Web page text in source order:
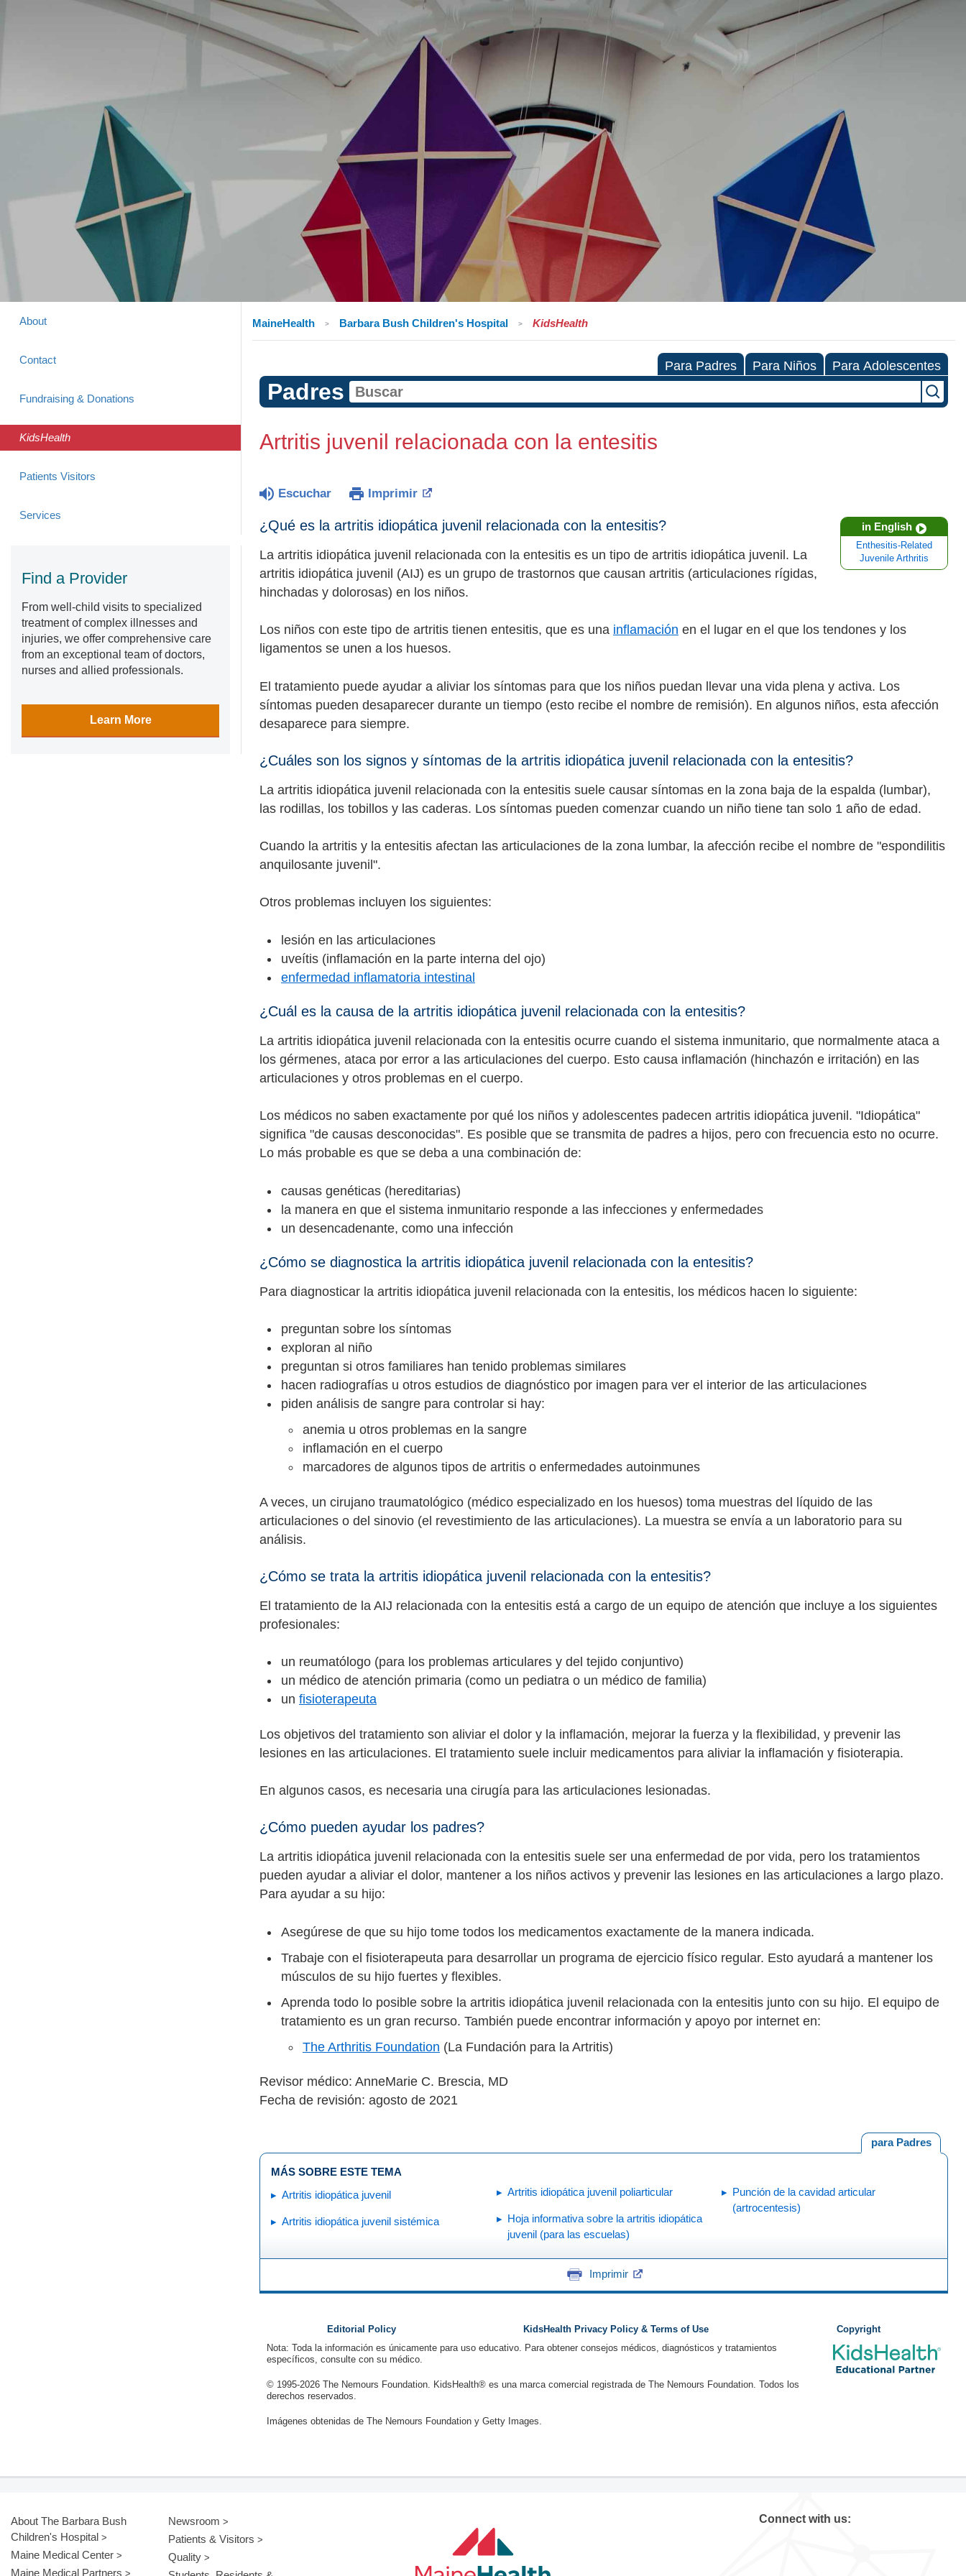
About
Contact
Fundraising & Donations
KidsHealth
Patients Visitors
Services
Find a Provider
From well-child visits to specialized
treatment of complex illnesses and
injuries, we offer comprehensive care
from an exceptional team of doctors,
nurses and allied professionals.
Learn More
MaineHealth Barbara Bush Children's Hospital KidsHealth
Para Padres Para Niños Para Adolescentes
Padres
Artritis juvenil relacionada con la entesitis
Escuchar Imprimir
in English
Enthesitis-Related
Juvenile Arthritis
¿Qué es la artritis idiopática juvenil relacionada con la entesitis?
La artritis idiopática juvenil relacionada con la entesitis es un tipo de artritis idiopática juvenil. La
artritis idiopática juvenil (AIJ) es un grupo de trastornos que causan artritis (articulaciones rígidas,
hinchadas y dolorosas) en los niños.
Los niños con este tipo de artritis tienen entesitis, que es una inflamación en el lugar en el que los tendones y los
ligamentos se unen a los huesos.
El tratamiento puede ayudar a aliviar los síntomas para que los niños puedan llevar una vida plena y activa. Los
síntomas pueden desaparecer durante un tiempo (esto recibe el nombre de remisión). En algunos niños, esta afección
desaparece para siempre.
¿Cuáles son los signos y síntomas de la artritis idiopática juvenil relacionada con la entesitis?
La artritis idiopática juvenil relacionada con la entesitis suele causar síntomas en la zona baja de la espalda (lumbar),
las rodillas, los tobillos y las caderas. Los síntomas pueden comenzar cuando un niño tiene tan solo 1 año de edad.
Cuando la artritis y la entesitis afectan las articulaciones de la zona lumbar, la afección recibe el nombre de "espondilitis
anquilosante juvenil".
Otros problemas incluyen los siguientes:
lesión en las articulaciones
uveítis (inflamación en la parte interna del ojo)
enfermedad inflamatoria intestinal
¿Cuál es la causa de la artritis idiopática juvenil relacionada con la entesitis?
La artritis idiopática juvenil relacionada con la entesitis ocurre cuando el sistema inmunitario, que normalmente ataca a
los gérmenes, ataca por error a las articulaciones del cuerpo. Esto causa inflamación (hinchazón e irritación) en las
articulaciones y otros problemas en el cuerpo.
Los médicos no saben exactamente por qué los niños y adolescentes padecen artritis idiopática juvenil. "Idiopática"
significa "de causas desconocidas". Es posible que se transmita de padres a hijos, pero con frecuencia esto no ocurre.
Lo más probable es que se deba a una combinación de:
causas genéticas (hereditarias)
la manera en que el sistema inmunitario responde a las infecciones y enfermedades
un desencadenante, como una infección
¿Cómo se diagnostica la artritis idiopática juvenil relacionada con la entesitis?
Para diagnosticar la artritis idiopática juvenil relacionada con la entesitis, los médicos hacen lo siguiente:
preguntan sobre los síntomas
exploran al niño
preguntan si otros familiares han tenido problemas similares
hacen radiografías u otros estudios de diagnóstico por imagen para ver el interior de las articulaciones
piden análisis de sangre para controlar si hay:
anemia u otros problemas en la sangre
inflamación en el cuerpo
marcadores de algunos tipos de artritis o enfermedades autoinmunes
A veces, un cirujano traumatológico (médico especializado en los huesos) toma muestras del líquido de las
articulaciones o del sinovio (el revestimiento de las articulaciones). La muestra se envía a un laboratorio para su
análisis.
¿Cómo se trata la artritis idiopática juvenil relacionada con la entesitis?
El tratamiento de la AIJ relacionada con la entesitis está a cargo de un equipo de atención que incluye a los siguientes
profesionales:
un reumatólogo (para los problemas articulares y del tejido conjuntivo)
un médico de atención primaria (como un pediatra o un médico de familia)
un fisioterapeuta
Los objetivos del tratamiento son aliviar el dolor y la inflamación, mejorar la fuerza y la flexibilidad, y prevenir las
lesiones en las articulaciones. El tratamiento suele incluir medicamentos para aliviar la inflamación y fisioterapia.
En algunos casos, es necesaria una cirugía para las articulaciones lesionadas.
¿Cómo pueden ayudar los padres?
La artritis idiopática juvenil relacionada con la entesitis suele ser una enfermedad de por vida, pero los tratamientos
pueden ayudar a aliviar el dolor, mantener a los niños activos y prevenir las lesiones en las articulaciones a largo plazo.
Para ayudar a su hijo:
Asegúrese de que su hijo tome todos los medicamentos exactamente de la manera indicada.
Trabaje con el fisioterapeuta para desarrollar un programa de ejercicio físico regular. Esto ayudará a mantener los
músculos de su hijo fuertes y flexibles.
Aprenda todo lo posible sobre la artritis idiopática juvenil relacionada con la entesitis junto con su hijo. El equipo de
tratamiento es un gran recurso. También puede encontrar información y apoyo por internet en:
The Arthritis Foundation (La Fundación para la Artritis)
Revisor médico: AnneMarie C. Brescia, MD
Fecha de revisión: agosto de 2021
para Padres
MÁS SOBRE ESTE TEMA
Artritis idiopática juvenil
Artritis idiopática juvenil sistémica
Artritis idiopática juvenil poliarticular
Hoja informativa sobre la artritis idiopática
juvenil (para las escuelas)
Punción de la cavidad articular
(artrocentesis)
Imprimir
Editorial Policy KidsHealth Privacy Policy & Terms of Use
Copyright
Nota: Toda la información es únicamente para uso educativo. Para obtener consejos médicos, diagnósticos y tratamientos
específicos, consulte con su médico.
© 1995-2026 The Nemours Foundation. KidsHealth® es una marca comercial registrada de The Nemours Foundation. Todos los
derechos reservados.
Imágenes obtenidas de The Nemours Foundation y Getty Images.
About The Barbara Bush
Children's Hospital
Maine Medical Center
Maine Medical Partners
Newsroom
Patients & Visitors
Quality
Connect with us: